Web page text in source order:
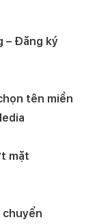
– Đăng ký
tên miền
mặt